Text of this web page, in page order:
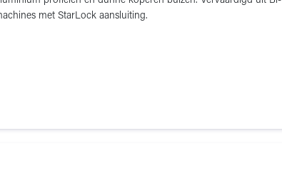
met StarLock aansluiting.